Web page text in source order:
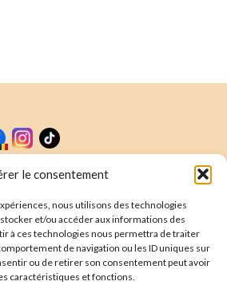
le consentement
nous utilisons des technologies
et/ou accéder aux informations des
à ces technologies nous permettra de traiter
de navigation ou les ID uniques sur
ou de retirer son consentement peut avoir
caractéristiques et fonctions.
écrire
Souscrire
de confidentalité